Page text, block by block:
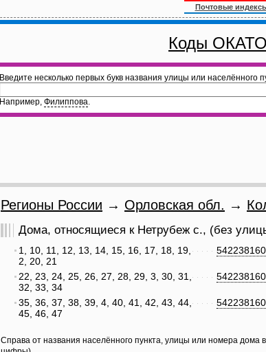
Почтовые
Коды
Введите несколько первых букв названия улицы или населённого
Например, Филиппова.
Регионы России → Орловская обл. →
Дома, относящиеся к Нетрубеж с., (без
1, 10, 11, 12, 13, 14, 15, 16, 17, 18, 19,
2, 20, 21
22, 23, 24, 25, 26, 27, 28, 29, 3, 30, 31,
32, 33, 34
35, 36, 37, 38, 39, 4, 40, 41, 42, 43, 44,
45, 46, 47
Справа от названия населённого пункта, улицы или номера